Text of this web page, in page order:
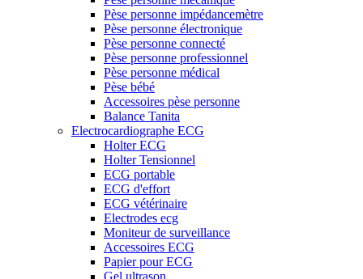
Pèse personne impédancemètre
Pèse personne électronique
Pèse personne connecté
Pèse personne professionnel
Pèse personne médical
Pèse bébé
Accessoires pèse personne
Balance Tanita
Electrocardiographe ECG
Holter ECG
Holter Tensionnel
ECG portable
ECG d'effort
ECG vétérinaire
Electrodes ecg
Moniteur de surveillance
Accessoires ECG
Papier pour ECG
Gel ultrason